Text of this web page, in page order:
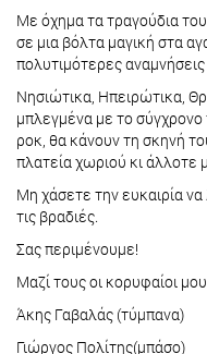
Με όχημα τα τραγούδια
σε μια βόλτα μαγική στα
πολυτιμότερες
Νησιώτικα, Ηπειρώτικα,
μπλεγμένα με το σύγχρονο
ροκ, θα κάνουν τη σκηνή
πλατεία χωριού κι άλλοτε
Μη χάσετε την ευκαιρία να
τις βραδιές.
Σας περιμένουμε!
Μαζί τους οι κορυφαίοι
Άκης Γαβαλάς (τύμπανα)
Γιώργος Πολίτης(μπάσο)